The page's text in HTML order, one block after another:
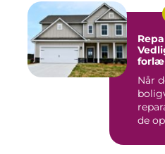
Når
de